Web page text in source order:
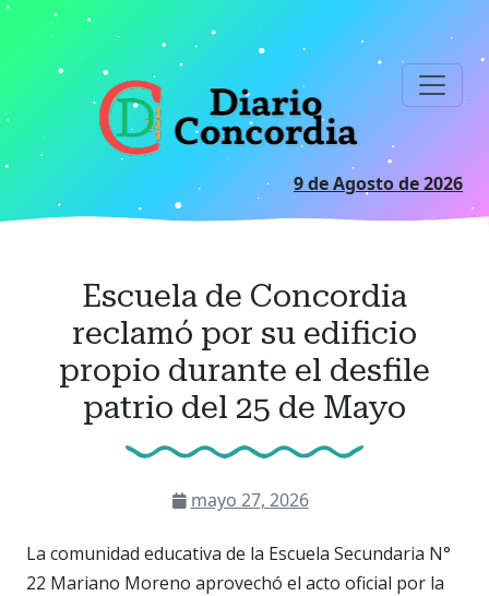
Ir
contenido
9 de Agosto de 2026
Escuela de Concordia
reclamó por su edificio
propio durante el desfile
patrio del 25 de Mayo
mayo 27, 2026
La comunidad educativa de la Escuela Secundaria N°
22 Mariano Moreno aprovechó el acto oficial por la